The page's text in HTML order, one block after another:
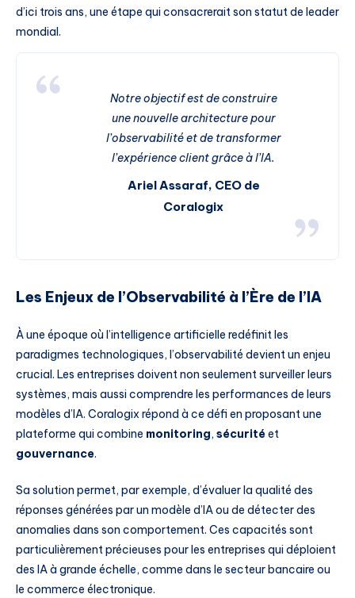
d’ici trois ans, une étape qui consacrerait son statut de leader
mondial.
Notre objectif est de construire
une nouvelle architecture pour
l’observabilité et de transformer
l’expérience client grâce à l’IA.
Ariel Assaraf, CEO de
Coralogix
Les Enjeux de l’Observabilité à l’Ère de l’IA
À une époque où l’intelligence artificielle redéfinit les
paradigmes technologiques, l’observabilité devient un enjeu
crucial. Les entreprises doivent non seulement surveiller leurs
systèmes, mais aussi comprendre les performances de leurs
modèles d’IA. Coralogix répond à ce défi en proposant une
plateforme qui combine monitoring, sécuritéet
gouvernance.
Sa solution permet, par exemple, d’évaluer la qualité des
réponses générées par un modèle d’IA ou de détecter des
anomalies dans son comportement. Ces capacités sont
particulièrement précieuses pour les entreprises qui déploient
des IA à grande échelle, comme dans le secteur bancaire ou
le commerce électronique.